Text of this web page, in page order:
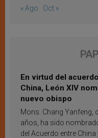
« Ago Oct »
En virtud del
China, León XIV
nuevo obispo
Mons. Chang Yanfeng,
años, ha sido
del Acuerdo entre China